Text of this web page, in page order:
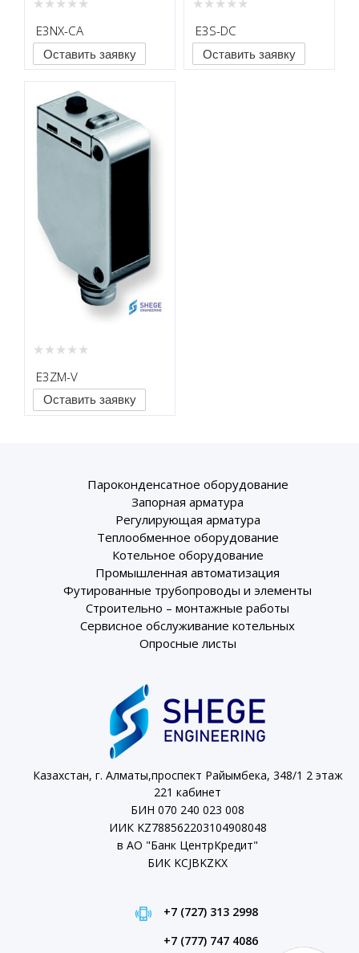
E3NX-CA
Оставить заявку
E3S-DC
Оставить заявку
E3ZM-V
Оставить заявку
Пароконденсатное оборудование
Запорная арматура
Регулирующая арматура
Теплообменное оборудование
Котельное оборудование
Промышленная автоматизация
Футированные трубопроводы и элементы
Строительно – монтажные работы
Сервисное обслуживание котельных
Опросные листы
Казахстан, г. Алматы,проспект Райымбека, 348/1 2 этаж
221 кабинет
БИН 070 240 023 008
ИИК KZ788562203104908048
в АО "Банк ЦентрКредит"
БИК KCJBKZKX
+7 (727) 313 2998
+7 (777) 747 4086